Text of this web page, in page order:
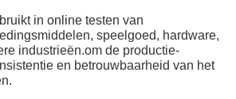
in online testen van
speelgoed, hardware,
industrieën.om de productie-
en betrouwbaarheid van het